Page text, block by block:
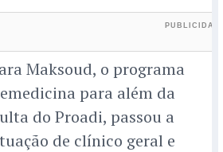
Maksoud, o programa
para além da
do Proadi, passou a
de clínico geral e